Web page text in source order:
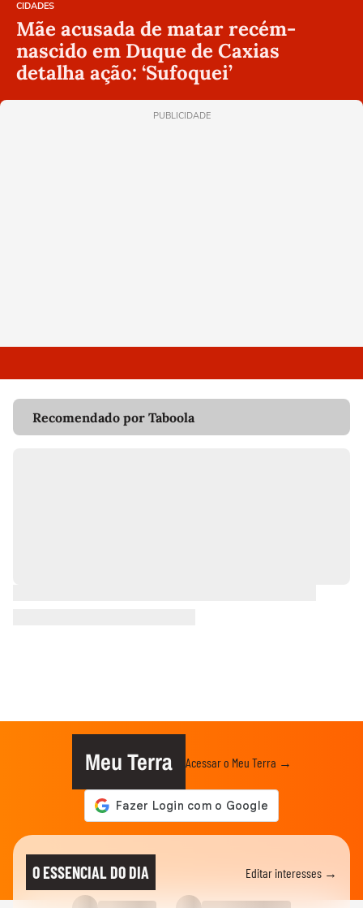
CIDADES
Mãe acusada de matar recém-
nascido em Duque de Caxias
detalha ação: ‘Sufoquei’
PUBLICIDADE
Recomendado por Taboola
Meu Terra Acessar o Meu Terra →
O ESSENCIAL DO DIA Editar interesses →